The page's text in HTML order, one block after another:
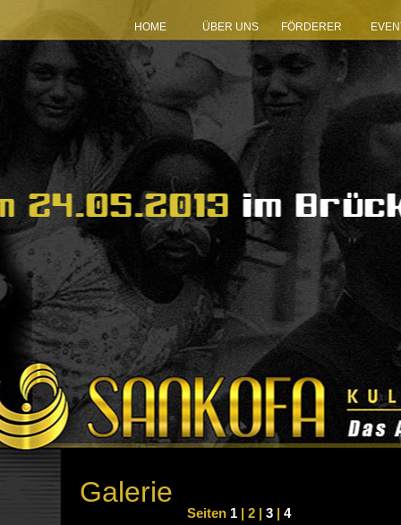
HOME ÜBER UNS FÖRDERER
Galerie
Seiten 1 | 2 | 3 | 4